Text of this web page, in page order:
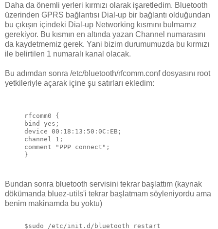
Daha da önemli yerleri kırmızı olarak işaretledim. Bluetooth
üzerinden GPRS bağlantısı Dial-up bir bağlantı olduğundan
bu çıkışın içindeki Dial-up Networking kısmını bulmamız
gerekiyor. Bu kısmın en altında yazan Channel numarasını
da kaydetmemiz gerek. Yani bizim durumumuzda bu kırmızı
ile belirtilen 1 numaralı kanal olacak.
Bu adımdan sonra /etc/bluetooth/rfcomm.conf dosyasını root
yetkileriyle açarak içine şu satırları ekledim:
rfcomm0 {
bind yes;
device 00:18:13:50:0C:EB;
channel 1;
comment "PPP connect";
Bundan sonra bluetooth servisini tekrar başlattım (kaynak
dökümanda bluez-utils'i tekrar başlatmam söyleniyordu ama
benim makinamda bu yoktu)